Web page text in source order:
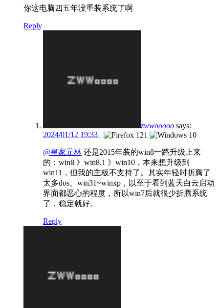
你这电脑四五年没重装系统了啊
Reply
zwwooooo says:
2024/01/12 19:33
@皇家元林 还是2015年装的win8一路升级上来
的：win8 》win8.1 》win10，本来想升级到
win11，但我的主板不支持了。其实年轻时折腾了
太多dos、win31~winxp，以至于看到蓝天白云启动
界面都恶心的程度，所以win7后就很少折腾系统
了，稳定就好。
Reply